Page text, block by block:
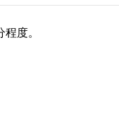
度。